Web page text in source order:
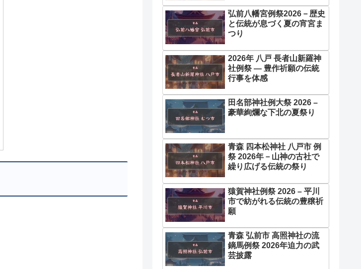
弘前八幡宮例祭2026－歴史
と伝統が息づく夏の宵宮ま
つり
2026年 八戸 長者山新羅神
社例祭 ― 豊作祈願の伝統
行事を体感
田名部神社例大祭 2026 –
豪華絢爛な下北の夏祭り
青森 四本松神社 八戸市 例
祭 2026年－山神の古社で
繰り広げる伝統の祭り
猿賀神社例祭 2026 – 平川
市で紡がれる伝統の豊穣祈
願
青森 弘前市 高照神社の流
鏑馬例祭 2026年迫力の武
芸披露